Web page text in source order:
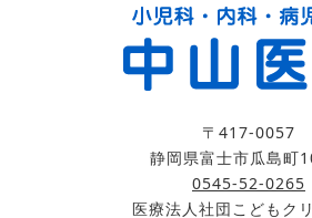
〒417-0057
静岡県富士市瓜島町
0545-52-0265
医療法人社団こどもク